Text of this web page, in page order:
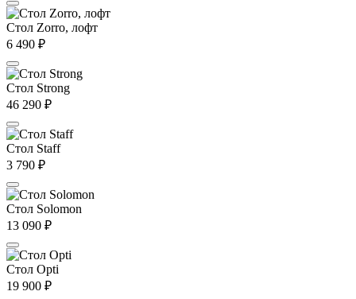
Стол Zorro, лофт
6 490 ₽
Стол Strong
46 290 ₽
Стол Staff
3 790 ₽
Стол Solomon
13 090 ₽
Стол Opti
19 900 ₽